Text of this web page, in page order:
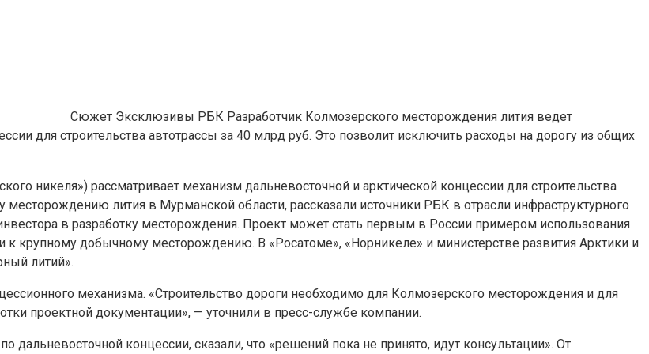
Сюжет Эксклюзивы РБК Разработчик Колмозерского месторождения лития ведет
для строительства автотрассы за 40 млрд руб. Это позволит исключить расходы на дорогу из общих
никеля») рассматривает механизм дальневосточной и арктической концессии для строительства
лития в Мурманской области, рассказали источники РБК в отрасли инфраструктурного
в разработку месторождения. Проект может стать первым в России примером использования
к крупному добычному месторождению. В «Росатоме», «Норникеле» и министерстве развития Арктики и
литий».
механизма. «Строительство дороги необходимо для Колмозерского месторождения и для
проектной документации», — уточнили в пресс-службе компании.
концессии, сказали, что «решений пока не принято, идут консультации». От